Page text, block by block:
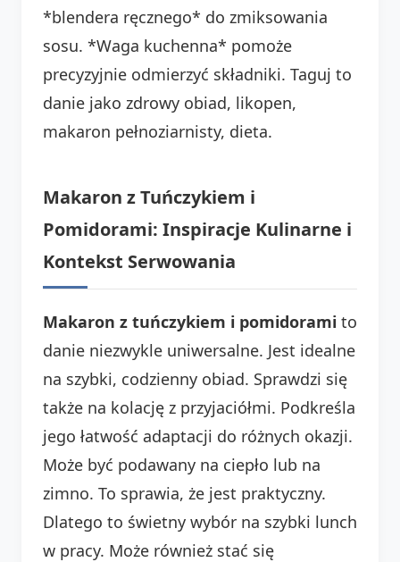
*blendera ręcznego* do zmiksowania
sosu. *Waga kuchenna* pomoże
precyzyjnie odmierzyć składniki. Taguj to
danie jako zdrowy obiad, likopen,
makaron pełnoziarnisty, dieta.
Makaron z Tuńczykiem i
Pomidorami: Inspiracje Kulinarne i
Kontekst Serwowania
Makaron z tuńczykiem i pomidorami to
danie niezwykle uniwersalne. Jest idealne
na szybki, codzienny obiad. Sprawdzi się
także na kolację z przyjaciółmi. Podkreśla
jego łatwość adaptacji do różnych okazji.
Może być podawany na ciepło lub na
zimno. To sprawia, że jest praktyczny.
Dlatego to świetny wybór na szybki lunch
w pracy. Może również stać się